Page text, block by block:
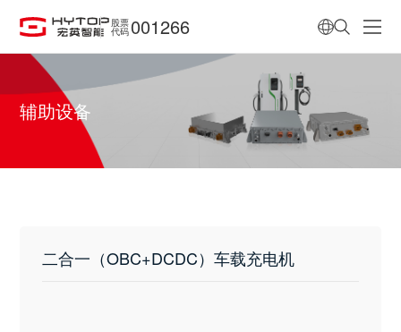
股票
代码 001266
辅助设备
二合一（OBC+DCDC）车载充电机